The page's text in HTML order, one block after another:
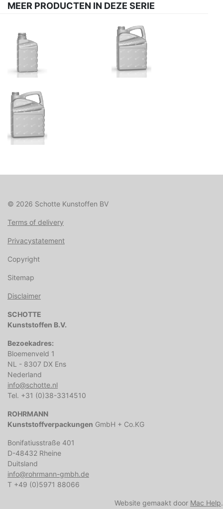
MEER PRODUCTEN IN DEZE SERIE
© 2026 Schotte Kunstoffen BV
Terms of delivery
Privacystatement
Copyright
Sitemap
Disclaimer
SCHOTTE
Kunststoffen B.V.
Bezoekadres:
Bloemenveld 1
NL - 8307 DX Ens
Nederland
info@schotte.nl
Tel. +31 (0)38-3314510
ROHRMANN
Kunststoffverpackungen GmbH + Co.KG
Bonifatiusstraße 401
D-48432 Rheine
Duitsland
info@rohrmann-gmbh.de
T +49 (0)5971 88066
Website gemaakt door Mac Help.